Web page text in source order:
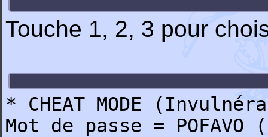
Touche 1, 2, 3 pour
* CHEAT MODE
Mot de passe =